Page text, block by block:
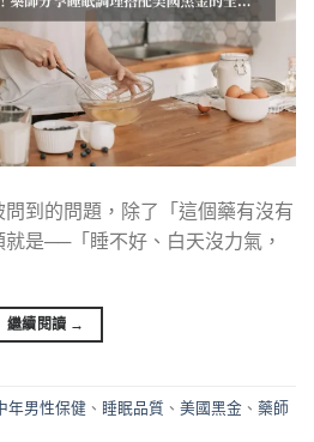
到的問題，除了「這個藥有沒有
是──「睡不好、白天沒力氣，
繼續閱讀 →
年男性保健 、 睡眠品質 、 美國黑金 、 藥師